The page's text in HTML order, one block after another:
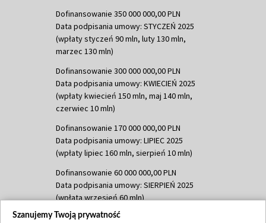
Dofinansowanie 350 000 000,00 PLN
Data podpisania umowy: STYCZEŃ 2025
(wpłaty styczeń 90 mln, luty 130 mln,
marzec 130 mln)
Dofinansowanie 300 000 000,00 PLN
Data podpisania umowy: KWIECIEŃ 2025
(wpłaty kwiecień 150 mln, maj 140 mln,
czerwiec 10 mln)
Dofinansowanie 170 000 000,00 PLN
Data podpisania umowy: LIPIEC 2025
(wpłaty lipiec 160 mln, sierpień 10 mln)
Dofinansowanie 60 000 000,00 PLN
Data podpisania umowy: SIERPIEŃ 2025
(wpłata wrzesień 60 mln)
Dofinansowanie 635 783 051,21 PLN
Szanujemy Twoją prywatność